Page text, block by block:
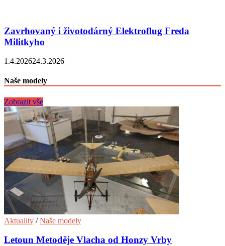
Zavrhovaný i životodárný Elektroflug Freda
Militkyho
1.4.202624.3.2026
Naše modely
Zobrazit vše
Aktuality /Naše modely
Letoun Metoděje Vlacha od Honzy Vrby